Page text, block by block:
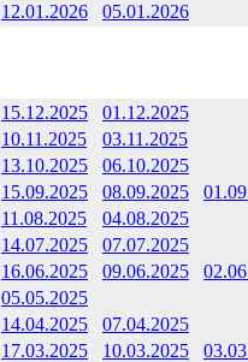
12.01.2026 05.01.2026
15.12.2025
01.12.2025
10.11.2025
03.11.2025
13.10.2025
06.10.2025
15.09.2025 08.09.2025
11.08.2025
04.08.2025
14.07.2025
07.07.2025
16.06.2025 09.06.2025
05.05.2025
14.04.2025
07.04.2025
17.03.2025 10.03.2025